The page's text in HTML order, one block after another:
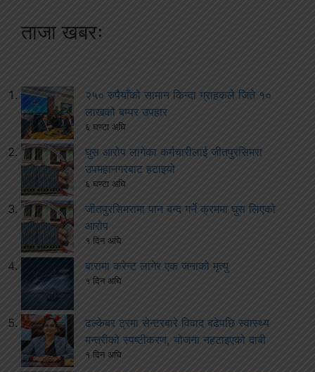
ताजा खबरः
२५० रुपैयाँको सामान किन्दा ग्राहकले जिते १०
लाखको बम्पर उपहार
६ घण्टा अघि
घुस आरोप लागेका कर्मचारीलाई जीतपुरसिमरा
उपमहानगरबाट हटाइयो
६ घण्टा अघि
जीतपुरसिमरामा पान बन्द गर्ने क्रममा घुस लिएको
आरोप
१ दिन अघि
बारामा करेन्ट लागेर एक जनाको मृत्यु
१ दिन अघि
ढल्केबर ट्रमा सेन्टरबारे विवाद बढेपछि स्वास्थ्य
मन्त्रीको स्पष्टीकरण, योजना नहटाइएको दाबी
१ दिन अघि